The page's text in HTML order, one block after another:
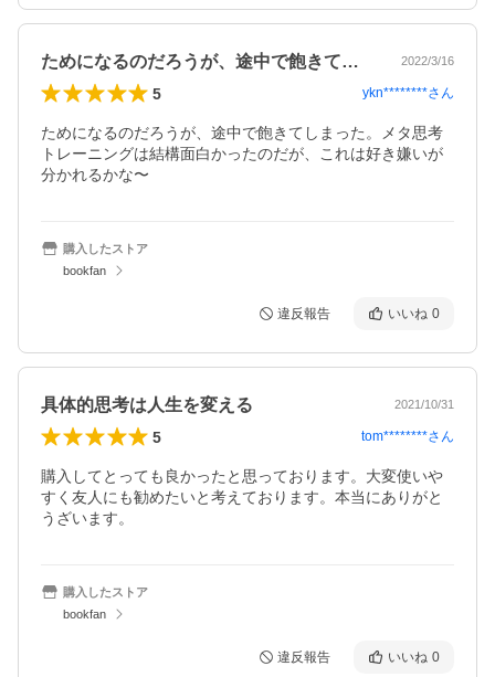
ためになるのだろうが、途中で飽きてしま… 2022/3/16
5 ykn********さん
ためになるのだろうが、途中で飽きてしまった。メタ思考
トレーニングは結構面白かったのだが、これは好き嫌いが
分かれるかな〜
購入したストア
bookfan
違反報告 いいね 0
具体的思考は人生を変える 2021/10/31
5 tom********さん
購入してとっても良かったと思っております。大変使いや
すく友人にも勧めたいと考えております。本当にありがと
うざいます。
購入したストア
bookfan
違反報告 いいね 0